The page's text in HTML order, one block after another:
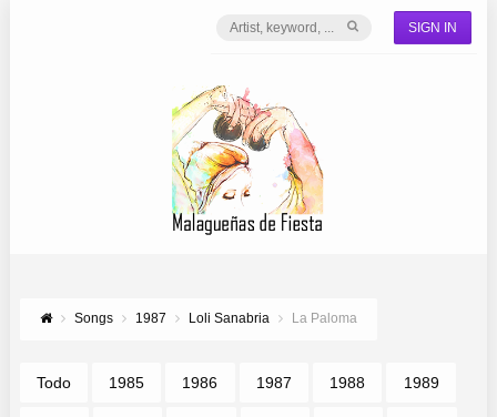
SIGN IN
Songs 1987 Loli Sanabria La Paloma
Todo 1985 1986 1987 1988 1989